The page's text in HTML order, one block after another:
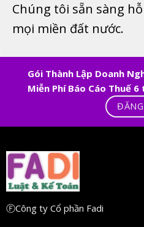
Chúng tôi sẵn sàng
mọi miền đất nước.
Gói Thành Lập Doanh
Miễn Phí Báo Cáo Thuế
ⒻCông ty Cổ phần Fadi